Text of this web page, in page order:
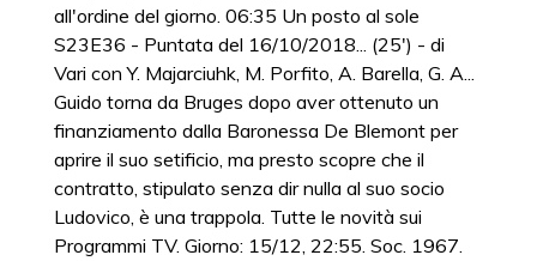
all'ordine del giorno. 06:35 Un posto al sole
S23E36 - Puntata del 16/10/2018... (25') - di
Vari con Y. Majarciuhk, M. Porfito, A. Barella, G. A...
Guido torna da Bruges dopo aver ottenuto un
finanziamento dalla Baronessa De Blemont per
aprire il suo setificio, ma presto scopre che il
contratto, stipulato senza dir nulla al suo socio
Ludovico, è una trappola. Tutte le novità sui
Programmi TV. Giorno: 15/12, 22:55. Soc. 1967.